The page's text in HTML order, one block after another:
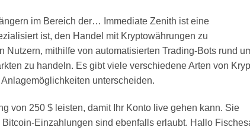
im Bereich der… Immediate Zenith ist eine
ist, den Handel mit Kryptowährungen zu
Nutzern, mithilfe von automatisierten Trading-Bots rund
zu handeln. Es gibt viele verschiedene Arten von
unterscheiden.
von 250 $ leisten, damit Ihr Konto live gehen kann. Sie
Einzahlungen sind ebenfalls erlaubt. Hallo